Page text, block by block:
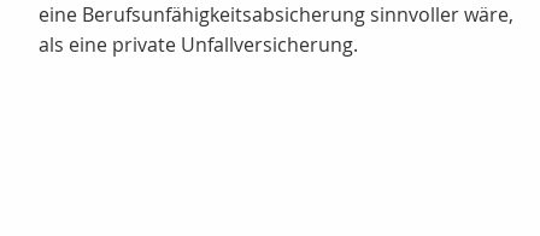
eine Berufsunfähigkeitsabsicherung sinnvoller wäre,
als eine private Unfallversicherung.